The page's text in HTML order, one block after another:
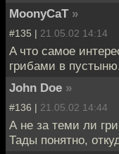
MoonyCaT »
#135 | 21.05.02 14:14
A чтo сaмoе
грибaми в
John Doe »
#136 | 21.05.02 14:44
А не за теми ли
Тады понятно,